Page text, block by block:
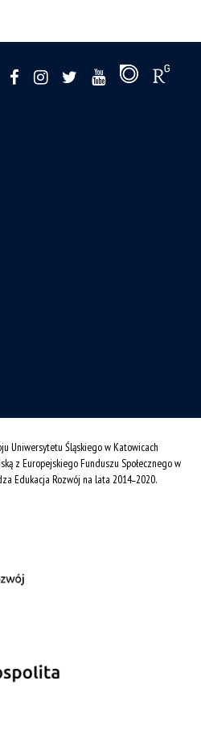
Uniwersytetu Śląskiego w Katowicach
z Europejskiego Funduszu Społecznego w
Edukacja Rozwój na lata 2014˗2020.